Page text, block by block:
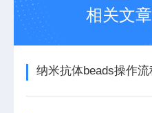
相关文章